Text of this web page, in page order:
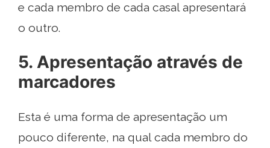
e cada membro de cada casal apresentará
o outro.
5. Apresentação através de
marcadores
Esta é uma forma de apresentação um
pouco diferente, na qual cada membro do